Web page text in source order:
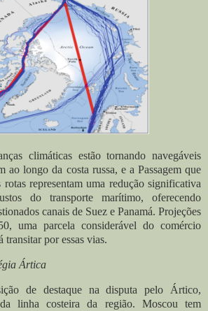
climáticas estão tornando navegáveis
ao longo da costa russa, e a Passagem que
rotas representam uma redução significativa
do transporte marítimo, oferecendo
canais de Suez e Panamá. Projeções
uma parcela considerável do comércio
por essas vias.
Ártica
de destaque na disputa pelo Ártico,
linha costeira da região. Moscou tem